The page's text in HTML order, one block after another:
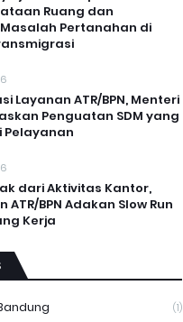
Ruang dan
Pertanahan di
Layanan ATR/BPN, Menteri
Penguatan SDM yang
Pelayanan
dari Aktivitas Kantor,
ATR/BPN Adakan Slow Run
Kerja
(1)